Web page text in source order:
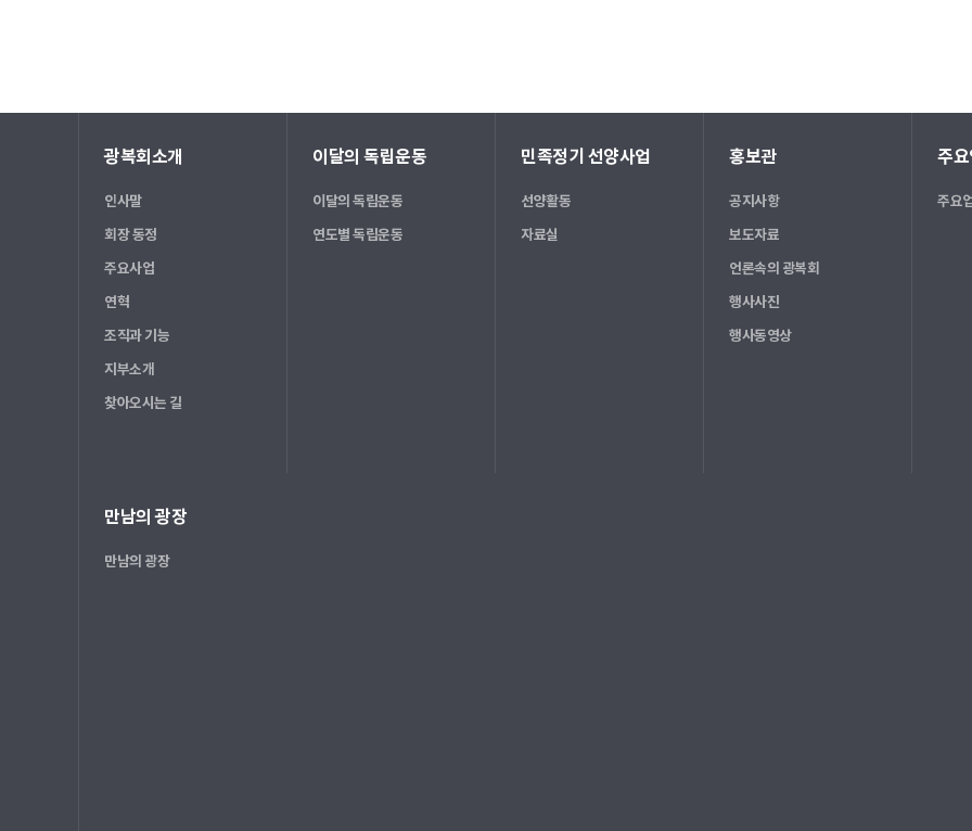
광복회소개
인사말
회장 동정
주요사업
연혁
조직과 기능
지부소개
찾아오시는 길
이달의 독립운동
이달의 독립운동
연도별 독립운동
민족정기 선양사업
선양활동
자료실
홍보관
공지사항
보도자료
언론속의 광복회
행사사진
행사동영상
주
주요
만남의 광장
만남의 광장